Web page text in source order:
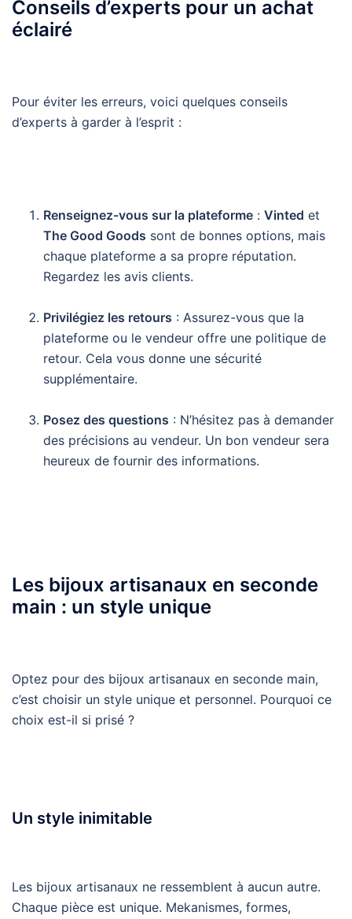
Conseils d’experts pour un achat
éclairé
Pour éviter les erreurs, voici quelques conseils
d’experts à garder à l’esprit :
Renseignez-vous sur la plateforme : Vinted et
The Good Goods sont de bonnes options, mais
chaque plateforme a sa propre réputation.
Regardez les avis clients.
Privilégiez les retours : Assurez-vous que la
plateforme ou le vendeur offre une politique de
retour. Cela vous donne une sécurité
supplémentaire.
Posez des questions : N’hésitez pas à demander
des précisions au vendeur. Un bon vendeur sera
heureux de fournir des informations.
Les bijoux artisanaux en seconde
main : un style unique
Optez pour des bijoux artisanaux en seconde main,
c’est choisir un style unique et personnel. Pourquoi ce
choix est-il si prisé ?
Un style inimitable
Les bijoux artisanaux ne ressemblent à aucun autre.
Chaque pièce est unique. Mekanismes, formes,